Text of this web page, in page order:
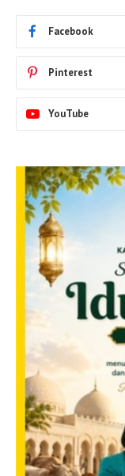
Facebook
Pinterest
YouTube